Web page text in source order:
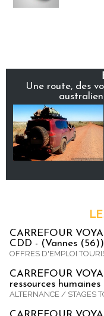
Une route, des
CARREFOUR
CDD - (Vannes (56))
OFFRES D'EMPLOI
CARREFOUR
ressources
ALTERNANCE / STAGES